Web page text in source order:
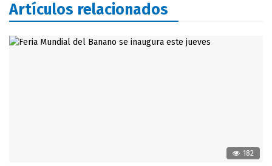
Artículos relacionados
182